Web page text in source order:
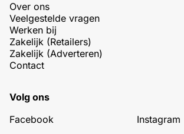
Over ons
Veelgestelde vragen
Werken bij
Zakelijk (Retailers)
Zakelijk (Adverteren)
Contact
Volg ons
Facebook
Instagram